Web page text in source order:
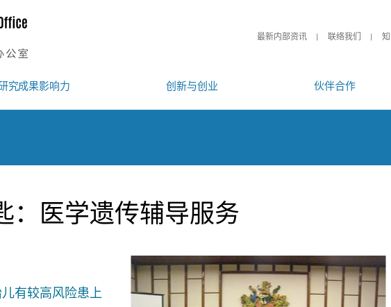
最新内部资讯 联络我们
究成果影响力 创新与创业 伙伴合作
：医学遗传辅导服务
有较高风险患上